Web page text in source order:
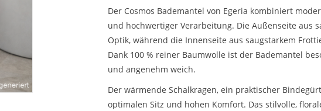
Der Cosmos Bademantel von Egeria kombiniert
und hochwertiger Verarbeitung. Die Außenseite aus
Optik, während die Innenseite aus saugstarkem
Dank 100 % reiner Baumwolle ist der Bademantel
und angenehm weich.
Der wärmende Schalkragen, ein praktischer
optimalen Sitz und hohen Komfort. Das stilvolle,